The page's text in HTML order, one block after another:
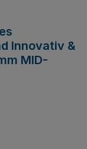
Innovativ &
MID-